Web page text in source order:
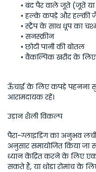
बंद पैर वाले जूते (जूतें या
हल्के कपड़े और हल्की
स्ट्रैप के साथ धूप का
सनस्क्रीन
छोटी पानी की बोतल
वैकल्पिक खरीद के
ऊँचाई के लिए कपड़े पहनना
आरामदायक रहें।
उड़ान शैली विकल्प
पैरा-ग्लाइडिंग का अनुभव
अनुसार समायोजित किया
ध्यान केंद्रित करने के लिए
सकते हैं, या थोडा रोमांच के